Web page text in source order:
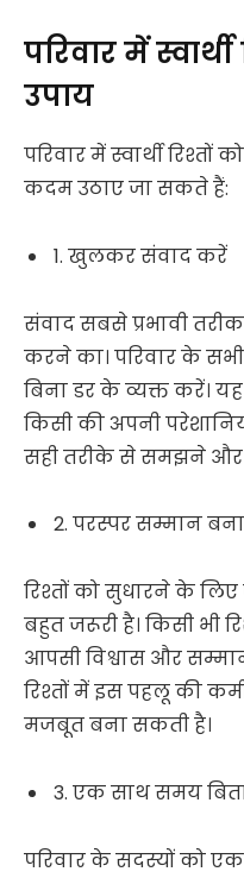
परिवार में
उपाय
परिवार में स्वार्थी
कदम उठाए जा सकते हैं:
1. खुलकर संवाद करें
संवाद सबसे प्रभावी
करने का। परिवार के
बिना डर के व्यक्त करें।
किसी की अपनी
सही तरीके से समझने और
2. परस्पर सम्मान
रिश्तों को सुधारने के
बहुत जरूरी है। किसी भी
आपसी विश्वास और सम्मान
रिश्तों में इस पहलू की
मजबूत बना सकती है।
3. एक साथ समय
परिवार के सदस्यों को